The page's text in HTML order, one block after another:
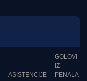
ASISTENCIJE
GOLOVI
IZ
PENALA